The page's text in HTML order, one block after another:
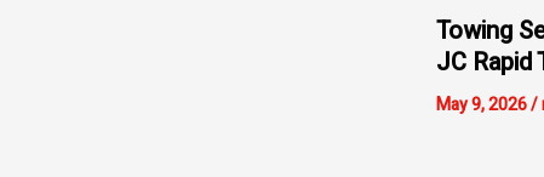
Towing
JC Rapid
May 9, 2026/